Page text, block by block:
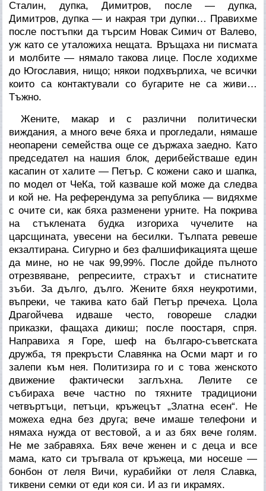
Сталин, дупка, Димитров, после — дупка,
Димитров, дупка — и накрая три дупки… Правихме
после постъпки да търсим Новак Симич от Валево,
уж като се уталожиха нещата. Връщаха ни писмата
и молбите — нямало такова лице. После ходихме
до Югославия, нищо; някои подхвърлиха, че всички
които са контактували со бугарите не са живи…
Тъжно.
Жените, макар и с различни политически
виждания, а много вече бяха и прогледали, нямаше
неопарени семейства още се държаха заедно. Като
председател на нашия блок, дерибействаше един
касапин от халите — Петър. С кожени сако и шапка,
по модел от ЧеКа, той казваше кой може да следва
и кой не. На референдума за република — видяхме
с очите си, как бяха разменени урните. На покрива
на стъклената будка изгориха чучелите на
царсщината, увесени на бесилки. Тълпата ревеше
екзалтирана. Сигурно и без фалшификацията щеше
да мине, но не чак 99,99%. После дойде пълното
отрезвяване, репресиите, страхът и стиснатите
зъби. За дълго, дълго. Жените бяхя неукротими,
въпреки, че такива като бай Петър пречеха. Цола
Драгойчева идваше често, говореше сладки
приказки, фащаха дикиш; после поостаря, спря.
Направиха я Горе, шеф на българо-съветската
дружба, тя прекръсти СлавянканаОсми март и го
залепи към нея. Политизира го и с това женското
движение фактически заглъхна. Лелите се
събираха вече частно по тяхните традициони
четвъртъци, петъци, кръжецът „Златна есен“. Не
можеха една без друга; вече имаше телефони и
нямаха нужда от вестовой, а и аз бях вече голям.
Не ме забравяха. Бях вече женен и с деца и все
мама, като си тръгвала от кръжеца, ми носеше —
бонбон от леля Вичи, курабийки от леля Славка,
тиквени семки от еди коя си. И аз ги икрамях.